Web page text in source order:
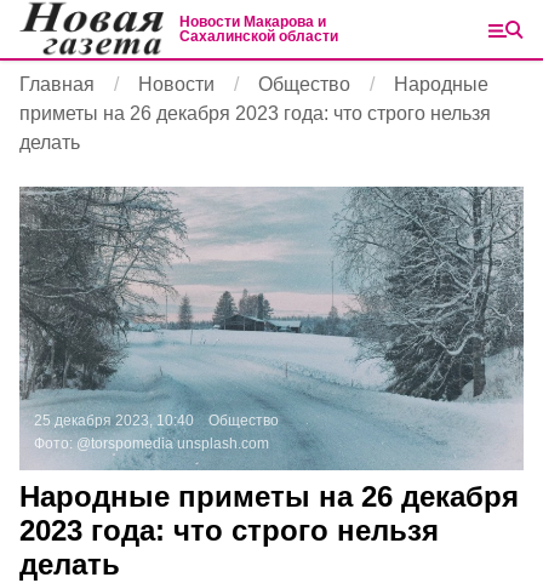
Новости Макарова и
Сахалинской области
Главная Новости Общество
Народные
приметы на 26 декабря 2023 года: что строго нельзя
делать
25 декабря 2023, 10:40
Общество
Фото: @torspomedia unsplash.com
Народные приметы на 26 декабря
2023 года: что строго нельзя
делать